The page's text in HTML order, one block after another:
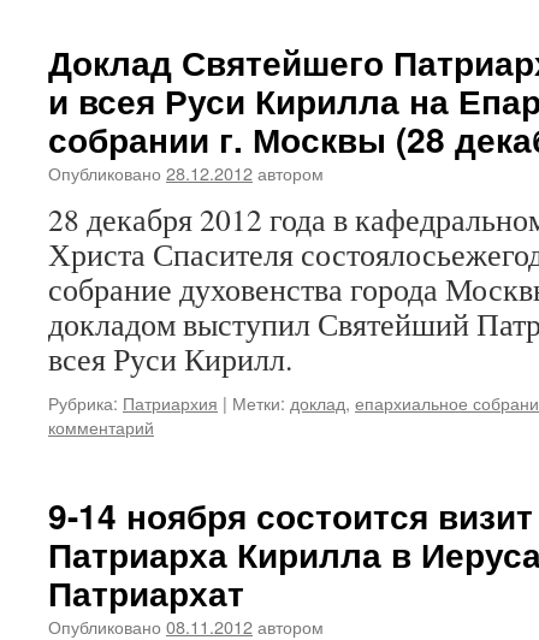
Доклад Святейшего
и всея Руси Кирилла на
собрании г. Москвы (28
Опубликовано 28.12.2012автором
28 декабря 2012 года в
Христа Спасителя
собрание духовенства города
докладом выступил Святейший
всея Руси Кирилл.
Рубрика: Патриархия | Метки: доклад, епархиальное
комментарий
9-14 ноября состоится
Патриарха Кирилла в
Патриархат
Опубликовано 08.11.2012автором